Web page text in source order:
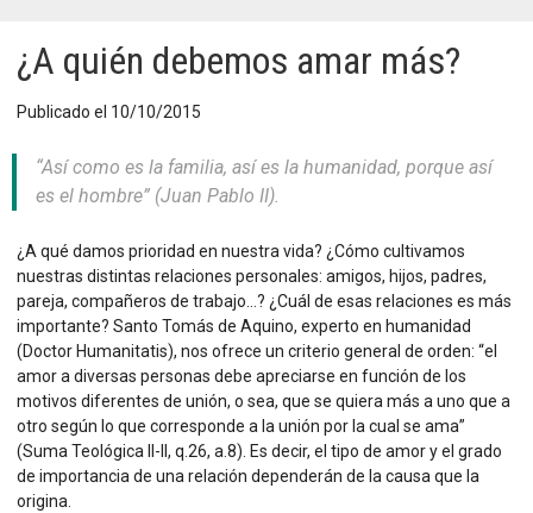
Postgrado
Sitios Santo Tomás
English Version
我们是谁
Intranet Docente
Egresados
Alumnos
Admisión
¿A quién debemos amar más?
Publicado el 10/10/2015
“Así como es la familia, así es la humanidad, porque así
es el hombre” (Juan Pablo II).
¿A qué damos prioridad en nuestra vida? ¿Cómo cultivamos
nuestras distintas relaciones personales: amigos, hijos, padres,
pareja, compañeros de trabajo…? ¿Cuál de esas relaciones es más
importante? Santo Tomás de Aquino, experto en humanidad
(Doctor Humanitatis), nos ofrece un criterio general de orden: “el
amor a diversas personas debe apreciarse en función de los
motivos diferentes de unión, o sea, que se quiera más a uno que a
otro según lo que corresponde a la unión por la cual se ama”
(Suma Teológica II-II, q.26, a.8). Es decir, el tipo de amor y el grado
de importancia de una relación dependerán de la causa que la
origina.